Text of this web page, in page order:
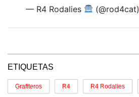
— R4 Rodalies (@rod4cat)
ETIQUETAS
Grafiteros R4 R4 Rodalies